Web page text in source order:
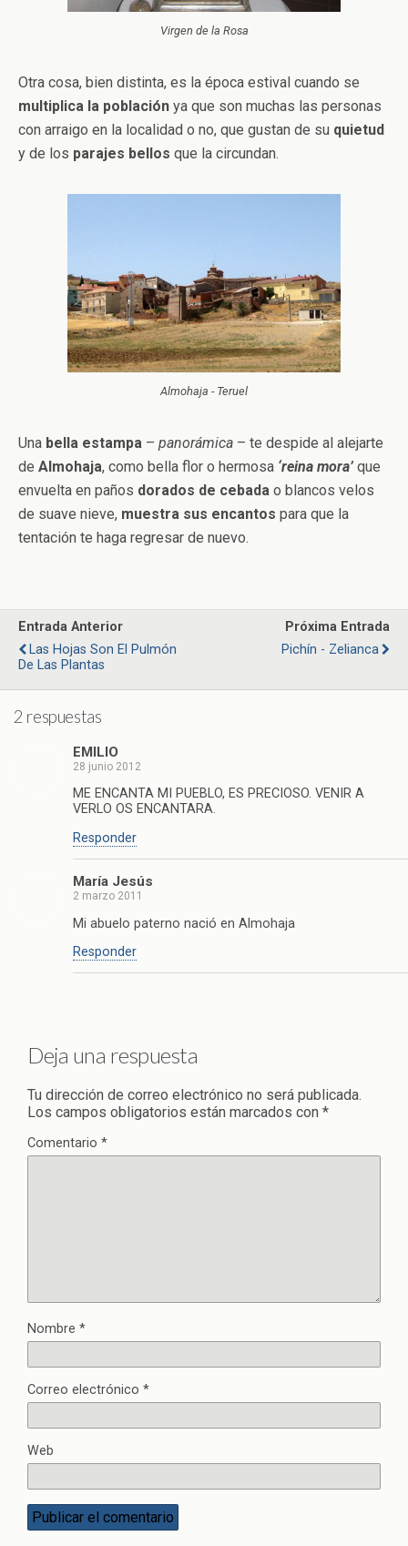
Virgen de la Rosa
Otra cosa, bien distinta, es la época estival cuando se
multiplica la población ya que son muchas las personas
con arraigo en la localidad o no, que gustan de su quietud
y de los parajes bellos que la circundan.
Almohaja - Teruel
Una bella estampa – panorámica – te despide al alejarte
de Almohaja, como bella flor o hermosa ‘reina mora’ que
envuelta en paños dorados de cebada o blancos velos
de suave nieve, muestra sus encantos para que la
tentación te haga regresar de nuevo.
Entrada Anterior
Las Hojas Son El Pulmón
De Las Plantas
Próxima Entrada
Pichín - Zelianca
2 respuestas
EMILIO
28 junio 2012
ME ENCANTA MI PUEBLO, ES PRECIOSO. VENIR A
VERLO OS ENCANTARA.
Responder
María Jesús
2 marzo 2011
Mi abuelo paterno nació en Almohaja
Responder
Deja una respuesta
Tu dirección de correo electrónico no será publicada.
Los campos obligatorios están marcados con *
Comentario *
Nombre *
Correo electrónico *
Web